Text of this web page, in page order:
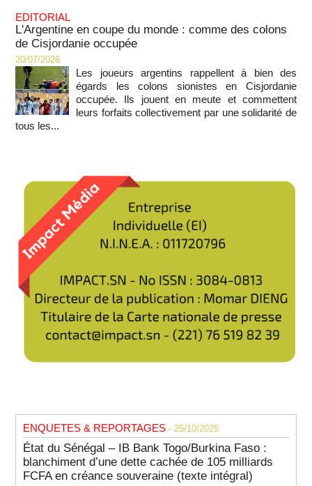
EDITORIAL
L'Argentine en coupe du monde : comme des colons
de Cisjordanie occupée
20/07/2026
Les joueurs argentins rappellent à bien des
égards les colons sionistes en Cisjordanie
occupée. Ils jouent en meute et commettent
leurs forfaits collectivement par une solidarité de
tous les...
ENQUETES & REPORTAGES - 25/10/2025
État du Sénégal – IB Bank Togo/Burkina Faso :
blanchiment d’une dette cachée de 105 milliards
FCFA en créance souveraine (texte intégral)